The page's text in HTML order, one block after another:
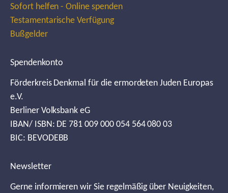
Sofort helfen - Online spenden
Testamentarische Verfügung
Bußgelder
Spendenkonto
Förderkreis Denkmal für die ermordeten Juden Europas
e.V.
Berliner Volksbank eG
IBAN/ ISBN: DE 781 009 000 054 564 080 03
BIC: BEVODEBB
Newsletter
Gerne informieren wir Sie regelmäßig über Neuigkeiten,